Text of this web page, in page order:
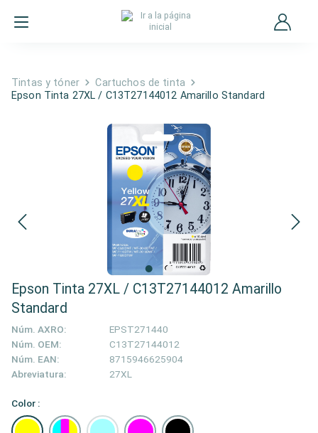
Tintas y tóner
Cartuchos de tinta
Epson Tinta 27XL / C13T27144012 Amarillo Standard
Epson Tinta 27XL / C13T27144012 Amarillo
Standard
Núm. AXRO:
EPST271440
Núm. OEM:
C13T27144012
Núm. EAN:
8715946625904
Abreviatura:
27XL
Color :